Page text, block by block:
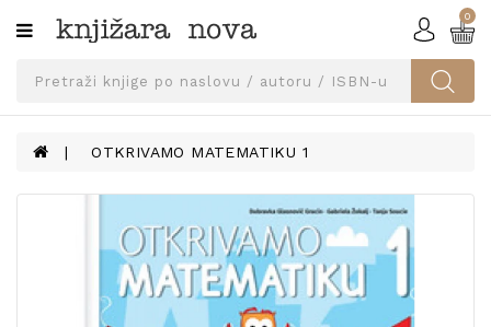
Kategorije
SVEUČILIŠNA
UDŽBENICI
KNJIGE
0
OTKRIVAMO MATEMATIKU 1